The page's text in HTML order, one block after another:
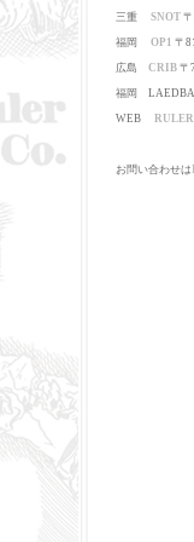
三重 SNOT
福岡 OP1 〒
広島 CRIB 〒
福岡
WEB RULER
お問い合わせは